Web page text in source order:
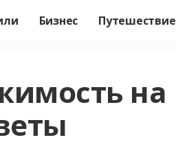
Бизнес Путешествие
на